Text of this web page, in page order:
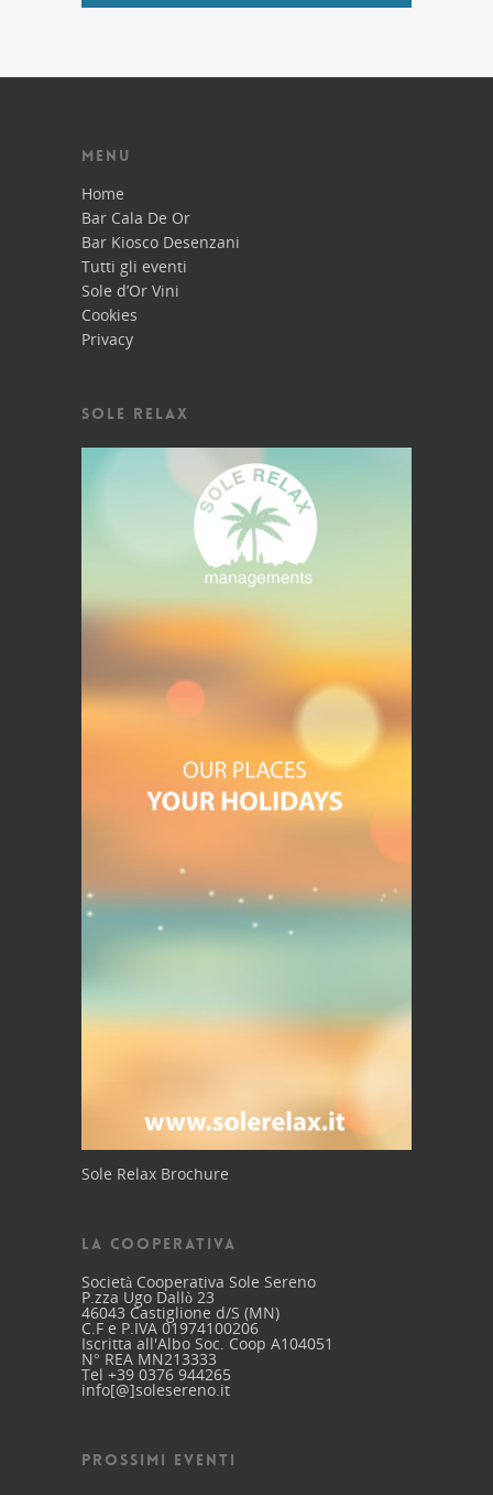
MENU
Home
Bar Cala De Or
Bar Kiosco Desenzani
Tutti gli eventi
Sole d’Or Vini
Cookies
Privacy
SOLE RELAX
Sole Relax Brochure
LA COOPERATIVA
Società Cooperativa Sole Sereno
P.zza Ugo Dallò 23
46043 Castiglione d/S (MN)
C.F e P.IVA 01974100206
Iscritta all'Albo Soc. Coop A104051
N° REA MN213333
Tel +39 0376 944265
info[@]solesereno.it
PROSSIMI EVENTI